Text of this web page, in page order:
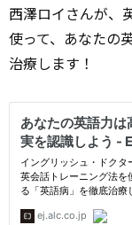
西澤ロイさんが、
使って、あなたの
治療します！